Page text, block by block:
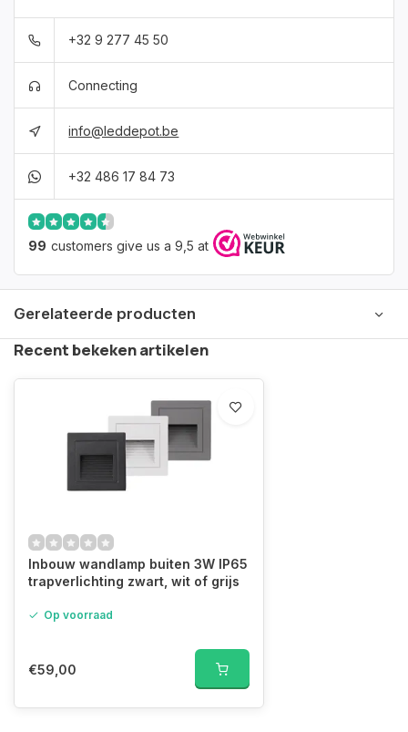
+32 9 277 45 50
Connecting
info@leddepot.be
+32 486 17 84 73
99 customers give us a 9,5 at
Gerelateerde producten
Recent bekeken artikelen
Inbouw wandlamp buiten 3W IP65
trapverlichting zwart, wit of grijs
Op voorraad
€59,00